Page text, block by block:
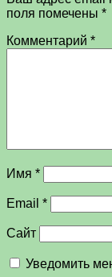
поля помечены *
Комментарий *
Имя *
Email *
Сайт
Уведомить